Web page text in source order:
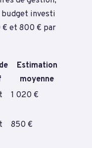
investi
et 800 € par
Estimation
moyenne
1 020 €
850 €